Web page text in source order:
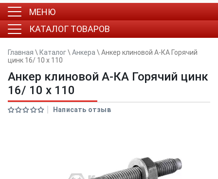
МЕНЮ
КАТАЛОГ ТОВАРОВ
Главная \ Каталог\ Анкера \ Анкер клиновой А-КА Горячий
цинк 16/ 10 x 110
Анкер клиновой А-КА Горячий цинк
16/ 10 x 110
Написать отзыв